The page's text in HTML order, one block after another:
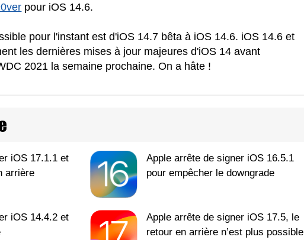
pour iOS 14.6.
pour l'instant est d'iOS 14.7 bêta à iOS 14.6. iOS 14.6 et
les dernières mises à jour majeures d'iOS 14 avant
2021 la semaine prochaine. On a hâte !
iOS 17.1.1 et
arrière
Apple arrête de signer iOS 16.5.1
pour empêcher le downgrade
iOS 14.4.2 et
Apple arrête de signer iOS 17.5, le
retour en arrière n’est plus possible